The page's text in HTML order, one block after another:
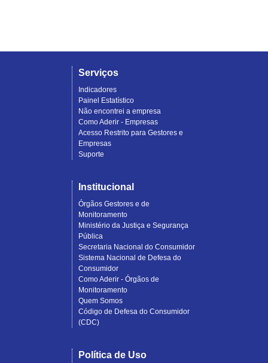
Serviços
Indicadores
Painel Estatístico
Não encontrei a empresa
Como Aderir - Empresas
Acesso Restrito para Gestores e
Empresas
Suporte
Institucional
Órgãos Gestores e de
Monitoramento
Ministério da Justiça e Segurança
Pública
Secretaria Nacional do Consumidor
Sistema Nacional de Defesa do
Consumidor
Como Aderir - Órgãos de
Monitoramento
Quem Somos
Código de Defesa do Consumidor
(CDC)
Política de Uso